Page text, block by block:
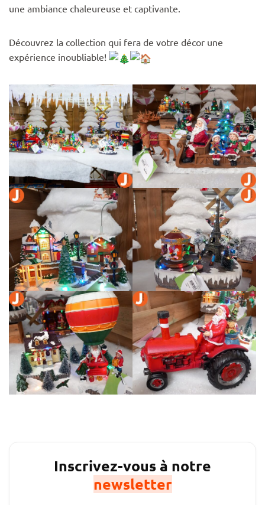
une ambiance chaleureuse et captivante.
Découvrez la collection qui fera de votre décor une
expérience inoubliable!
Inscrivez-vous à notre
newsletter